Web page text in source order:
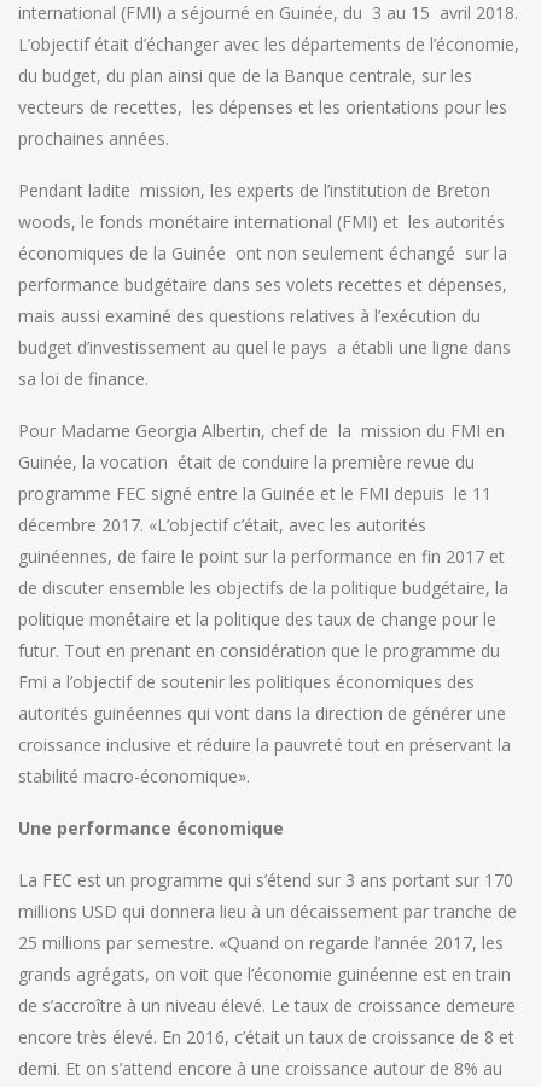
international (FMI) a séjourné en Guinée, du 3 au 15 avril 2018.
L’objectif était d’échanger avec les départements de l’économie,
du budget, du plan ainsi que de la Banque centrale, sur les
vecteurs de recettes, les dépenses et les orientations pour les
prochaines années.
Pendant ladite mission, les experts de l’institution de Breton
woods, le fonds monétaire international (FMI) et les autorités
économiques de la Guinée ont non seulement échangé sur la
performance budgétaire dans ses volets recettes et dépenses,
mais aussi examiné des questions relatives à l’exécution du
budget d’investissement au quel le pays a établi une ligne dans
sa loi de finance.
Pour Madame Georgia Albertin, chef de la mission du FMI en
Guinée, la vocation était de conduire la première revue du
programme FEC signé entre la Guinée et le FMI depuis le 11
décembre 2017. «L’objectif c’était, avec les autorités
guinéennes, de faire le point sur la performance en fin 2017 et
de discuter ensemble les objectifs de la politique budgétaire, la
politique monétaire et la politique des taux de change pour le
futur. Tout en prenant en considération que le programme du
Fmi a l’objectif de soutenir les politiques économiques des
autorités guinéennes qui vont dans la direction de générer une
croissance inclusive et réduire la pauvreté tout en préservant la
stabilité macro-économique».
Une performance économique
La FEC est un programme qui s’étend sur 3 ans portant sur 170
millions USD qui donnera lieu à un décaissement par tranche de
25 millions par semestre. «Quand on regarde l’année 2017, les
grands agrégats, on voit que l’économie guinéenne est en train
de s’accroître à un niveau élevé. Le taux de croissance demeure
encore très élevé. En 2016, c’était un taux de croissance de 8 et
demi. Et on s’attend encore à une croissance autour de 8% au